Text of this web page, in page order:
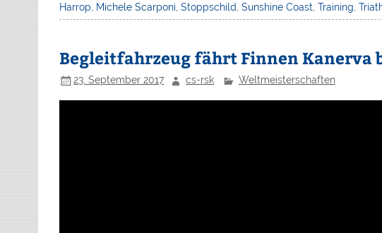
Harrop
Michele Scarponi ,Stoppschild ,Sunshine Coast ,Training ,
Begleitfahrzeug fährt Finnen Kanerva
23. September 2017 cs-rsk Weltmeisterschaften